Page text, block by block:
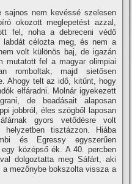
sajnos nem kevéssé szelesen
okozott meglepetést azzal,
fel, noha a debreceni védő
labdát célozta meg, és nem a
volt különös baj, de igazán
mutatott fel a magyar olimpiai
romboltak, majd sietősen
Ahogy telt az idő, kitűnt, hogy
elfáradni. Molnár igyekezett
de beadásait alaposan
jobbról, éles szögből laposan
gyors vetődésre volt
tisztázzon. Hiába
és Egressy egyszerűen
középső ék. A 40. percben
dolgoztatta meg Sáfárt, aki
mezőnybe bokszolta vissza a